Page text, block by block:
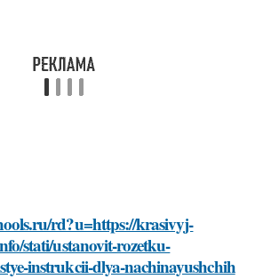
rd?u=https://krasivyj-
stati/ustanovit-rozetku-
instrukcii-dlya-nachinayushchih